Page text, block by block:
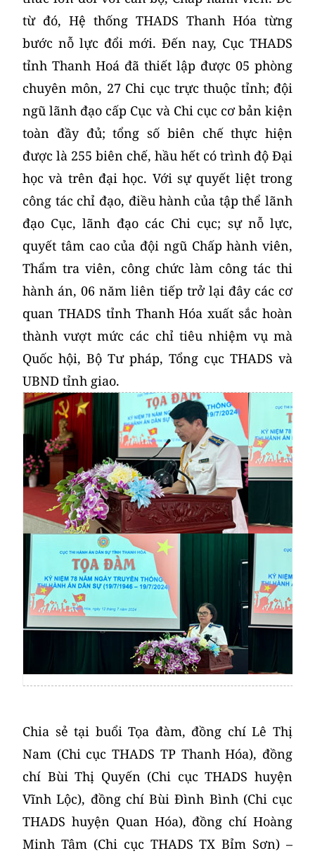
từ đó, Hệ thống THADS Thanh Hóa từng
bước nỗ lực đổi mới. Đến nay, Cục THADS
tỉnh Thanh Hoá đã thiết lập được 05 phòng
chuyên môn, 27 Chi cục trực thuộc tỉnh; đội
ngũ lãnh đạo cấp Cục và Chi cục cơ bản kiện
toàn đầy đủ; tổng số biên chế thực hiện
được là 255 biên chế, hầu hết có trình độ Đại
học và trên đại học. Với sự quyết liệt trong
công tác chỉ đạo, điều hành của tập thể lãnh
đạo Cục, lãnh đạo các Chi cục; sự nỗ lực,
quyết tâm cao của đội ngũ Chấp hành viên,
Thẩm tra viên, công chức làm công tác thi
hành án, 06 năm liên tiếp trở lại đây các cơ
quan THADS tỉnh Thanh Hóa xuất sắc hoàn
thành vượt mức các chỉ tiêu nhiệm vụ mà
Quốc hội, Bộ Tư pháp, Tổng cục THADS và
UBND tỉnh giao.
Chia sẻ tại buổi Tọa đàm, đồng chí Lê Thị
Nam (Chi cục THADS TP Thanh Hóa), đồng
chí Bùi Thị Quyến (Chi cục THADS huyện
Vĩnh Lộc), đồng chí Bùi Đình Bình (Chi cục
THADS huyện Quan Hóa), đồng chí Hoàng
Minh Tâm (Chi cục THADS TX Bỉm Sơn) –